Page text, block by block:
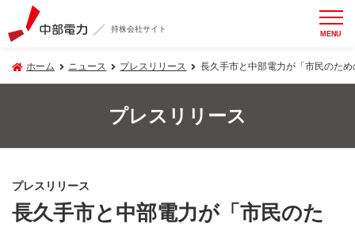
持株会社サイト MENU
ホーム ニュース プレスリリース 長久手市と中部電力が「市民のた
プレスリリース
プレスリリース
長久手市と中部電力が「市民のた